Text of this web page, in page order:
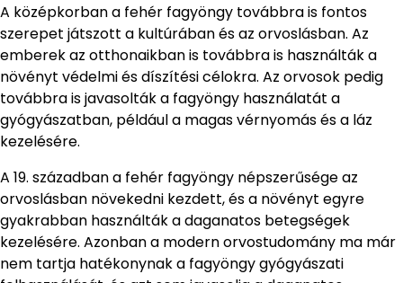
A középkorban a fehér fagyöngy továbbra is fontos
szerepet játszott a kultúrában és az orvoslásban. Az
emberek az otthonaikban is továbbra is használták a
növényt védelmi és díszítési célokra. Az orvosok pedig
továbbra is javasolták a fagyöngy használatát a
gyógyászatban, például a magas vérnyomás és a láz
kezelésére.
A 19. században a fehér fagyöngy népszerűsége az
orvoslásban növekedni kezdett, és a növényt egyre
gyakrabban használták a daganatos betegségek
kezelésére. Azonban a modern orvostudomány ma már
nem tartja hatékonynak a fagyöngy gyógyászati